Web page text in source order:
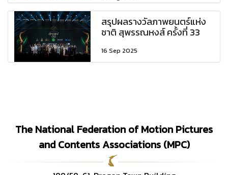
สรุปผลรางวัลภาพยนตร์แห่ง
ชาติ สุพรรณหงส์ ครั้งที่ 33
16 Sep 2025
The National Federation of Motion Pictures
and Contents Associations (MPC)